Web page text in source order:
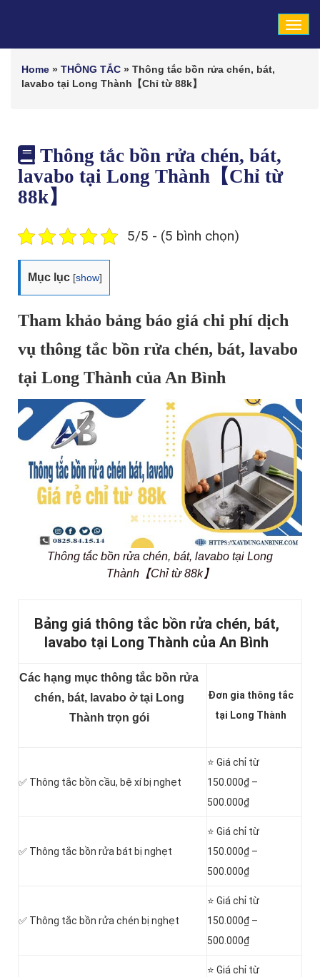
Home » THÔNG TẮC » Thông tắc bồn rửa chén, bát,
lavabo tại Long Thành【Chỉ từ 88k】
Thông tắc bồn rửa chén, bát,
lavabo tại Long Thành【Chỉ từ
88k】
5/5 - (5 bình chọn)
Mục lục [show]
Tham khảo bảng báo giá chi phí dịch
vụ thông tắc bồn rửa chén, bát, lavabo
tại Long Thành của An Bình
Thông tắc bồn rửa chén, bát, lavabo tại Long
Thành【Chỉ từ 88k】
Bảng giá thông tắc bồn rửa chén, bát,
lavabo tại Long Thành của An Bình
Các hạng mục thông tắc bồn rửa
chén, bát, lavabo ở tại Long
Thành trọn gói
Đơn gia thông tắc
tại Long Thành
✅ Thông tắc bồn cầu, bệ xí bị nghẹt
⭐ Giá chỉ từ
150.000₫ –
500.000₫
✅ Thông tắc bồn rửa bát bị nghẹt
⭐ Giá chỉ từ
150.000₫ –
500.000₫
✅ Thông tắc bồn rửa chén bị nghẹt
⭐ Giá chỉ từ
150.000₫ –
500.000₫
⭐ Giá chỉ từ